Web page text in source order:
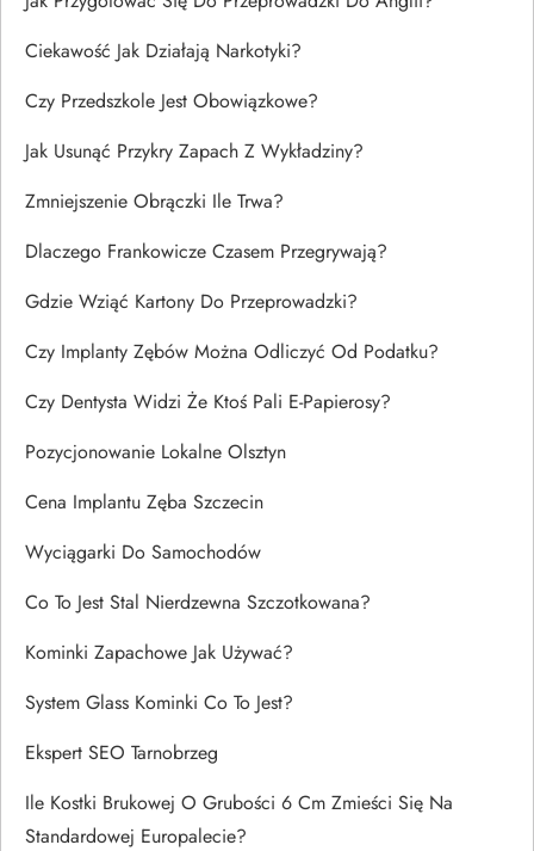
Ciekawość Jak Działają Narkotyki?
Czy Przedszkole Jest Obowiązkowe?
Jak Usunąć Przykry Zapach Z Wykładziny?
Zmniejszenie Obrączki Ile Trwa?
Dlaczego Frankowicze Czasem Przegrywają?
Gdzie Wziąć Kartony Do Przeprowadzki?
Czy Implanty Zębów Można Odliczyć Od Podatku?
Czy Dentysta Widzi Że Ktoś Pali E-Papierosy?
Pozycjonowanie Lokalne Olsztyn
Cena Implantu Zęba Szczecin
Wyciągarki Do Samochodów
Co To Jest Stal Nierdzewna Szczotkowana?
Kominki Zapachowe Jak Używać?
System Glass Kominki Co To Jest?
Ekspert SEO Tarnobrzeg
Ile Kostki Brukowej O Grubości 6 Cm Zmieści Się Na
Standardowej Europalecie?